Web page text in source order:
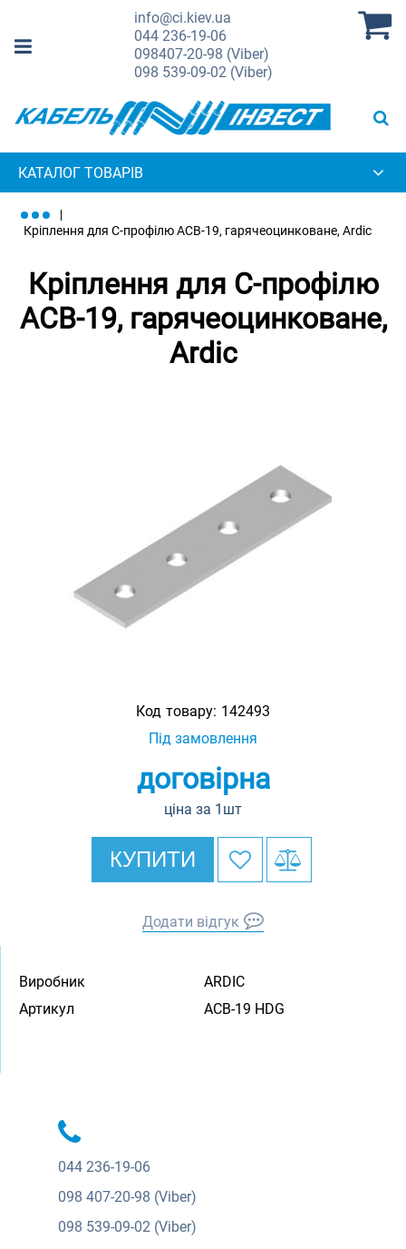
info@ci.kiev.ua
044236-19-06
098407-20-98 (Viber)
098 539-09-02 (Viber)
КАТАЛОГ ТОВАРІВ
Кріплення для С-профілю ACB-19, гарячеоцинковане, Ardic
Кріплення для С-профілю
ACB-19, гарячеоцинковане,
Ardic
Код товару: 142493
Під замовлення
договірна
ціна за 1шт
КУПИТИ
Додати відгук
Виробник
ARDIC
Артикул
ACB-19 HDG
044 236-19-06
098 407-20-98 (Viber)
098 539-09-02 (Viber)